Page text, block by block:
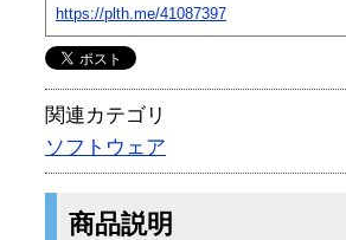
https://plth.me/41087397
関連カテゴリ
ソフトウェア
商品説明